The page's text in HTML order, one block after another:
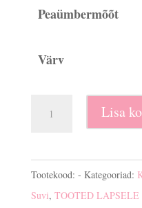
Peaümbermõõt
Värv
Lisa
Tootekood: - Kategooriad:
Suvi, TOOTED LAPSELE